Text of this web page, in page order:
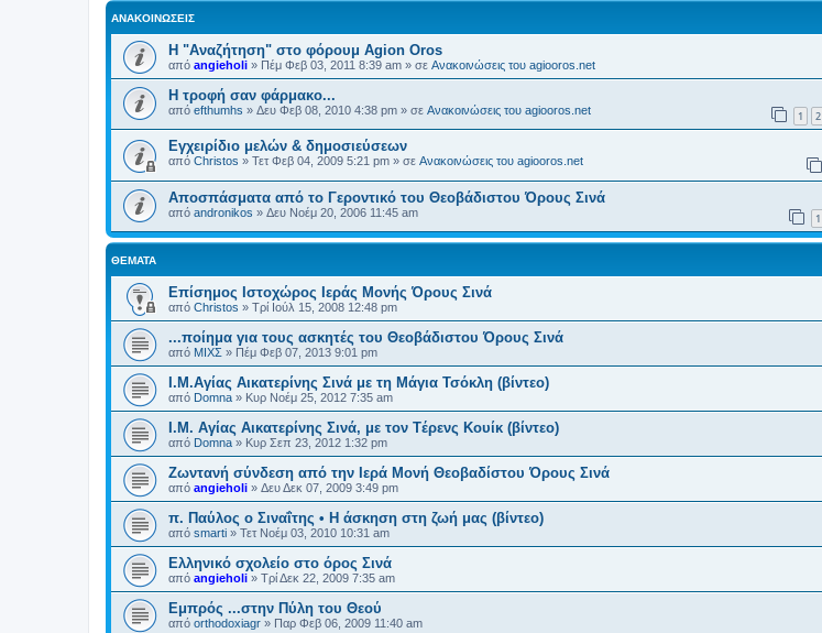
ΑΝΑΚΟΙΝΏΣΕΙΣ
Η "Αναζήτηση" στο φόρουμ Agion Oros
από angieholi » Πέμ Φεβ 03, 2011 8:39 am » σε Ανακοινώσεις του agiooros.net
H τροφή σαν φάρμακο...
από efthumhs » Δευ Φεβ 08, 2010 4:38 pm » σε Ανακοινώσεις του agiooros.net 1 2
Εγχειρίδιο μελών & δημοσιεύσεων
από Christos » Τετ Φεβ 04, 2009 5:21 pm » σε Ανακοινώσεις του agiooros.net
Αποσπάσματα από το Γεροντικό του Θεοβάδιστου Όρους Σινά
από andronikos » Δευ Νοέμ 20, 2006 11:45 am 1
ΘΈΜΑΤΑ
Επίσημος Ιστοχώρος Ιεράς Μονής Όρους Σινά
από Christos » Τρί Ιούλ 15, 2008 12:48 pm
...ποίημα για τους ασκητές του Θεοβάδιστου Όρους Σινά
από ΜΙΧΣ » Πέμ Φεβ 07, 2013 9:01 pm
Ι.Μ.Αγίας Αικατερίνης Σινά με τη Μάγια Τσόκλη (βίντεο)
από Domna » Κυρ Νοέμ 25, 2012 7:35 am
Ι.Μ. Αγίας Αικατερίνης Σινά, με τον Tέρενς Κουίκ (βίντεο)
από Domna » Κυρ Σεπ 23, 2012 1:32 pm
Ζωντανή σύνδεση από την Ιερά Μονή Θεοβαδίστου Όρους Σινά
από angieholi » Δευ Δεκ 07, 2009 3:49 pm
π. Παύλος ο Σιναΐτης • Η άσκηση στη ζωή μας (βίντεο)
από smarti » Τετ Νοέμ 03, 2010 10:31 am
Ελληνικό σχολείο στο όρος Σινά
από angieholi » Τρί Δεκ 22, 2009 7:35 am
Εμπρός ...στην Πύλη του Θεού
από orthodoxiagr » Παρ Φεβ 06, 2009 11:40 am